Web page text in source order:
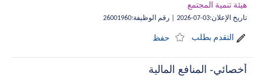
هيئة تنمية المجتمع
تاريخ الإعلان:
03-07-2026 رقم الوظيفة:
26001960
التقدم بطلب حفظ
أخصائي- المنافع المالية